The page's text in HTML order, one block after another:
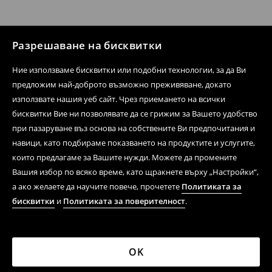
Разрешаване на бисквитки
Ние използваме бисквитки или подобни технологии, за да Ви
предложим най-доброто възможно преживяване, докато
използвате нашия уеб сайт. Чрез приемането на всички
бисквитки Вие ни позволявате да се грижим за Вашето удобство
при пазаруване въз основа на собствените Ви предпочитания и
навици, като подбираме показването на продуктите и услугите,
които предлагаме за Вашите нужди. Можете да промените
Вашия избор по всяко време, като щракнете върху „Настройки“,
а ако желаете да научите повече, прочетете Политиката за
бисквитки и Политиката за поверителност.
OK